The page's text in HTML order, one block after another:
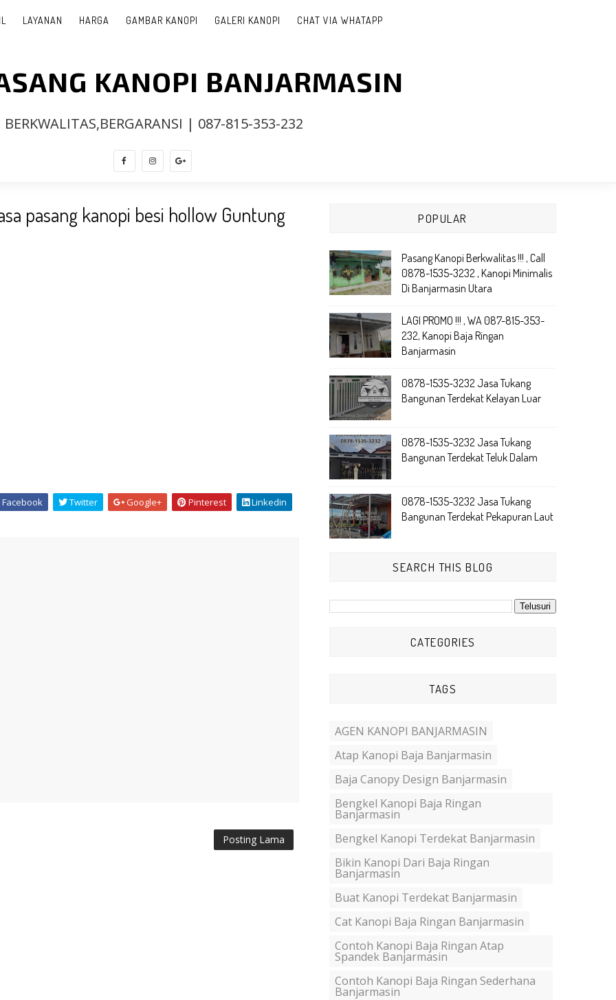
LAYANAN HARGA GAMBAR KANOPI GALERI KANOPI CHAT VIA WHATAPP
KANOPI BANJARMASIN
BERKWALITAS,BERGARANSI | 087-815-353-232
pasang kanopi besi hollow Guntung
Facebook Twitter Google+ Pinterest Linkedin
Posting Lama
POPULAR
Pasang Kanopi Berkwalitas !!! , Call
0878-1535-3232 , Kanopi Minimalis
Di Banjarmasin Utara
LAGI PROMO !!! , WA 087-815-353-
232, Kanopi Baja Ringan
Banjarmasin
0878-1535-3232 Jasa Tukang
Bangunan Terdekat Kelayan Luar
0878-1535-3232 Jasa Tukang
Bangunan Terdekat Teluk Dalam
0878-1535-3232 Jasa Tukang
Bangunan Terdekat Pekapuran Laut
SEARCH THIS BLOG
CATEGORIES
TAGS
AGEN KANOPI BANJARMASIN
Atap Kanopi Baja Banjarmasin
Baja Canopy Design Banjarmasin
Bengkel Kanopi Baja Ringan
Banjarmasin
Bengkel Kanopi Terdekat Banjarmasin
Bikin Kanopi Dari Baja Ringan
Banjarmasin
Buat Kanopi Terdekat Banjarmasin
Cat Kanopi Baja Ringan Banjarmasin
Contoh Kanopi Baja Ringan Atap
Spandek Banjarmasin
Contoh Kanopi Baja Ringan Sederhana
Banjarmasin